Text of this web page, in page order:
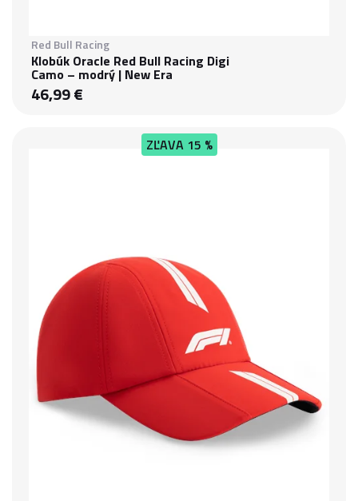
Red Bull Racing
Klobúk Oracle Red Bull Racing Digi
Camo – modrý | New Era
46,99 €
ZĽAVA15 %